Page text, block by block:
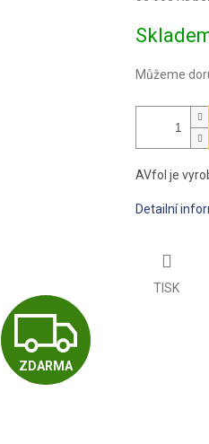
Z
D
ZDARMA
cena:
Můžeme
AVfol je
Detailní
TISK